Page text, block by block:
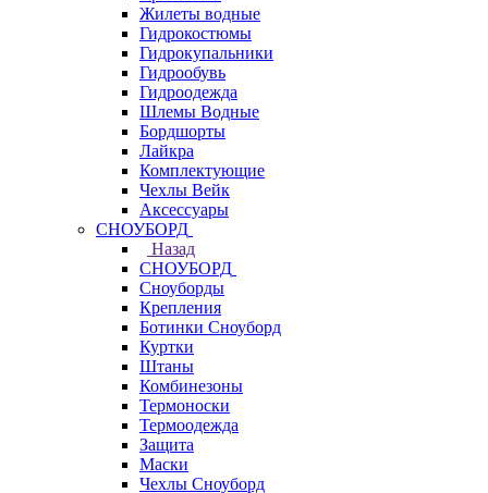
Жилеты водные
Гидрокостюмы
Гидрокупальники
Гидрообувь
Гидроодежда
Шлемы Водные
Бордшорты
Лайкра
Комплектующие
Чехлы Вейк
Аксессуары
СНОУБОРД
Назад
СНОУБОРД
Сноуборды
Крепления
Ботинки Сноуборд
Куртки
Штаны
Комбинезоны
Термоноски
Термоодежда
Защита
Маски
Чехлы Сноуборд